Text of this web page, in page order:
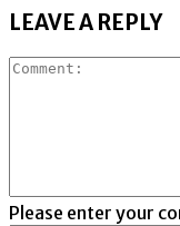
LEAVE A REPLY
Please enter your